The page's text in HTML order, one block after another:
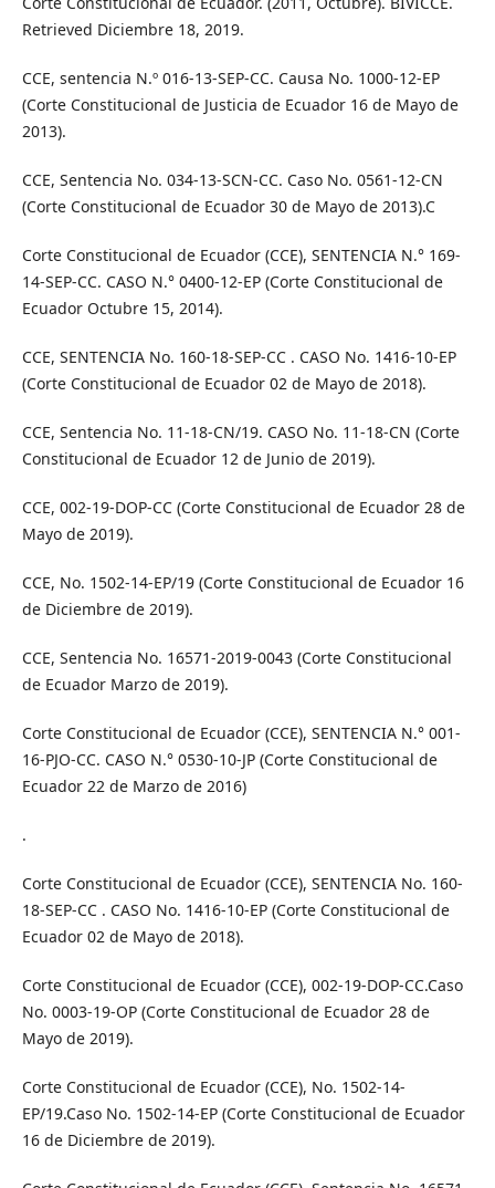
Retrieved Diciembre 18, 2019.
CCE, sentencia N.º 016-13-SEP-CC. Causa No. 1000-12-EP
(Corte Constitucional de Justicia de Ecuador 16 de Mayo de
2013).
CCE, Sentencia No. 034-13-SCN-CC. Caso No. 0561-12-CN
(Corte Constitucional de Ecuador 30 de Mayo de 2013).C
Corte Constitucional de Ecuador (CCE), SENTENCIA N.° 169-
14-SEP-CC. CASO N.° 0400-12-EP (Corte Constitucional de
Ecuador Octubre 15, 2014).
CCE, SENTENCIA No. 160-18-SEP-CC . CASO No. 1416-10-EP
(Corte Constitucional de Ecuador 02 de Mayo de 2018).
CCE, Sentencia No. 11-18-CN/19. CASO No. 11-18-CN (Corte
Constitucional de Ecuador 12 de Junio de 2019).
CCE, 002-19-DOP-CC (Corte Constitucional de Ecuador 28 de
Mayo de 2019).
CCE, No. 1502-14-EP/19 (Corte Constitucional de Ecuador 16
de Diciembre de 2019).
CCE, Sentencia No. 16571-2019-0043 (Corte Constitucional
de Ecuador Marzo de 2019).
Corte Constitucional de Ecuador (CCE), SENTENCIA N.° 001-
16-PJO-CC. CASO N.° 0530-10-JP (Corte Constitucional de
Ecuador 22 de Marzo de 2016)
.
Corte Constitucional de Ecuador (CCE), SENTENCIA No. 160-
18-SEP-CC . CASO No. 1416-10-EP (Corte Constitucional de
Ecuador 02 de Mayo de 2018).
Corte Constitucional de Ecuador (CCE), 002-19-DOP-CC.Caso
No. 0003-19-OP (Corte Constitucional de Ecuador 28 de
Mayo de 2019).
Corte Constitucional de Ecuador (CCE), No. 1502-14-
EP/19.Caso No. 1502-14-EP (Corte Constitucional de Ecuador
16 de Diciembre de 2019).